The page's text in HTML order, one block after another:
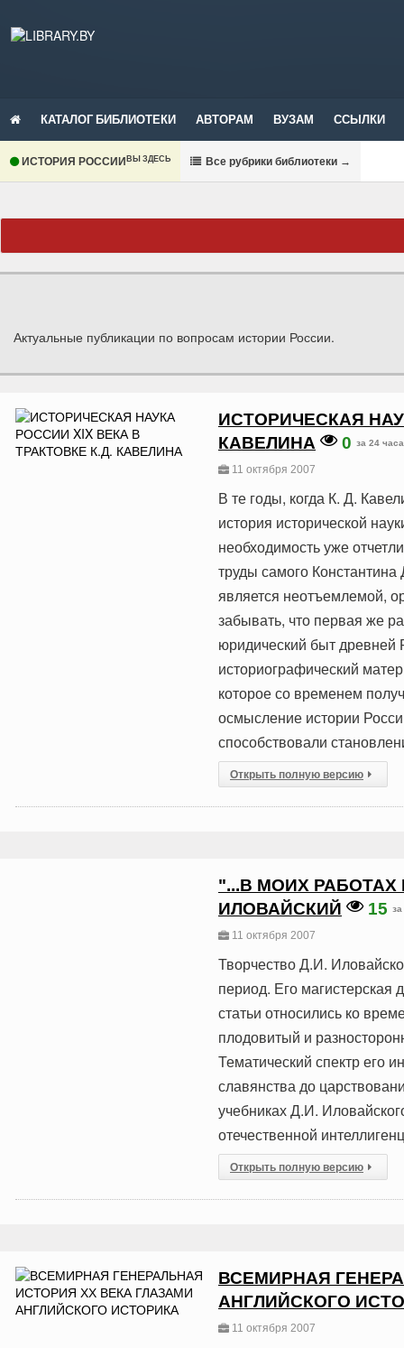
КАТАЛОГ БИБЛИОТЕКИ АВТОРАМ ВУЗАМ ССЫЛКИ
ИСТОРИЯ РОССИИВЫ ЗДЕСЬ Все рубрики библиотеки →
Актуальные публикации по вопросам истории России.
ИСТОРИЧЕСКАЯ
КАВЕЛИНА
0 за 24 часа
11 октября 2007
В те годы, когда К. Д.
история исторической
необходимость уже
труды самого
является неотъемлемой,
забывать, что первая же
юридический быт древней
историографический
которое со временем
осмысление истории
способствовали
Открыть полную версию
"...В МОИХ
ИЛОВАЙСКИЙ
15
11 октября 2007
Творчество Д.И.
период. Его магистерская
статьи относились ко
плодовитый и
Тематический спектр его
славянства до
учебниках Д.И.
отечественной
Открыть полную версию
ВСЕМИРНАЯ
АНГЛИЙСКОГО
11 октября 2007